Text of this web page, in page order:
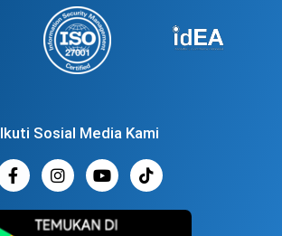
Ikuti Sosial Media Kami